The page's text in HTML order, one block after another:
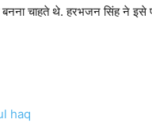
चाहते थे. हरभजन सिंह ने इसे
haq